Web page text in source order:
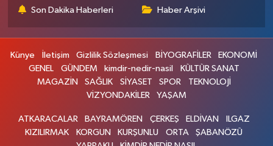
Son Dakika Haberleri Haber Arşivi
Künye İletişim Gizlilik Sözleşmesi BİYOGRAFİLER
EKONOMİ
GENEL
GÜNDEM kimdir-nedir-nasil
KÜLTÜR SANAT
MAGAZİN
SAĞLIK SİYASET SPOR
TEKNOLOJİ
VİZYONDAKİLER
YAŞAM
ATKARACALAR BAYRAMÖREN ÇERKEŞ ELDİVAN
ILGAZ
KIZILIRMAK
KORGUN KURŞUNLU ORTA
ŞABANÖZÜ